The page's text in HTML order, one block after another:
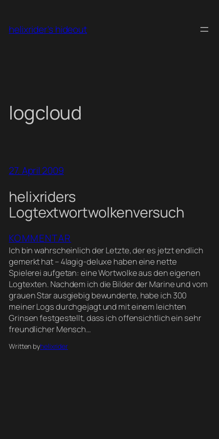
content
helixrider's hideout
logcloud
27. April 2009
helixriders
Logtextwortwolkenversuch
KOMMENTAR
Ich bin wahrscheinlich der Letzte, der es jetzt endlich
gemerkt hat – 4lagig-deluxe haben eine nette
Spielerei aufgetan: eine Wortwolke aus den eigenen
Logtexten. Nachdem ich die Bilder der Marine und vom
grauen Star ausgiebig bewunderte, habe ich 300
meiner Logs durchgejagt und mit einem leichten
Grinsen festgestellt, dass ich offensichtlich ein sehr
freundlicher Mensch…
Written byhelixrider